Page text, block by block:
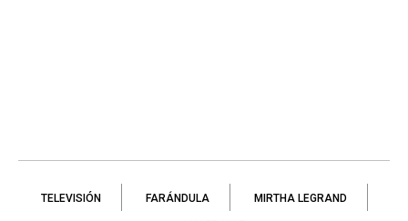
TELEVISIÓN FARÁNDULA MIRTHA LEGRAND